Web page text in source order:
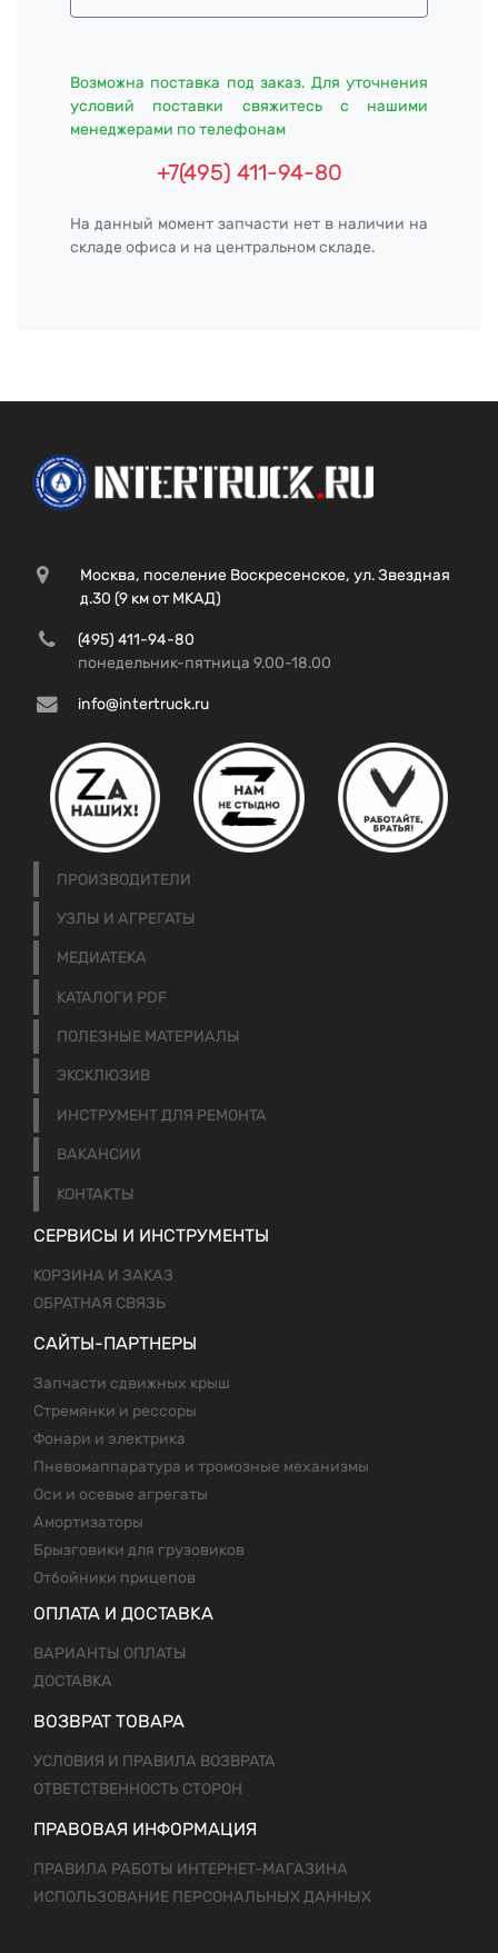
Возможна поставка под заказ. Для уточнения
условий поставки свяжитесь с нашими
менеджерами по телефонам
+7(495) 411-94-80
На данный момент запчасти нет в наличии на
складе офиса и на центральном складе.
Москва, поселение Воскресенское, ул. Звездная
д.30 (9 км от МКАД)
(495) 411-94-80
понедельник-пятница 9.00-18.00
info@intertruck.ru
ПРОИЗВОДИТЕЛИ
УЗЛЫ И АГРЕГАТЫ
МЕДИАТЕКА
КАТАЛОГИ PDF
ПОЛЕЗНЫЕ МАТЕРИАЛЫ
ЭКСКЛЮЗИВ
ИНСТРУМЕНТ ДЛЯ РЕМОНТА
ВАКАНСИИ
КОНТАКТЫ
СЕРВИСЫ И ИНСТРУМЕНТЫ
КОРЗИНА И ЗАКАЗ
ОБРАТНАЯ СВЯЗЬ
САЙТЫ-ПАРТНЕРЫ
Запчасти сдвижных крыш
Стремянки и рессоры
Фонари и электрика
Пневомаппаратура и тромозные механизмы
Оси и осевые агрегаты
Амортизаторы
Брызговики для грузовиков
Отбойники прицепов
ОПЛАТА И ДОСТАВКА
ВАРИАНТЫ ОПЛАТЫ
ДОСТАВКА
ВОЗВРАТ ТОВАРА
УСЛОВИЯ И ПРАВИЛА ВОЗВРАТА
ОТВЕТСТВЕННОСТЬ СТОРОН
ПРАВОВАЯ ИНФОРМАЦИЯ
ПРАВИЛА РАБОТЫ ИНТЕРНЕТ-МАГАЗИНА
ИСПОЛЬЗОВАНИЕ ПЕРСОНАЛЬНЫХ ДАННЫХ